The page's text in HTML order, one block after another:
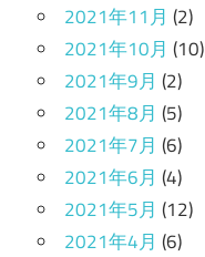
2021年11月 (2)
2021年10月 (10)
2021年9月 (2)
2021年8月 (5)
2021年7月 (6)
2021年6月 (4)
2021年5月 (12)
2021年4月 (6)